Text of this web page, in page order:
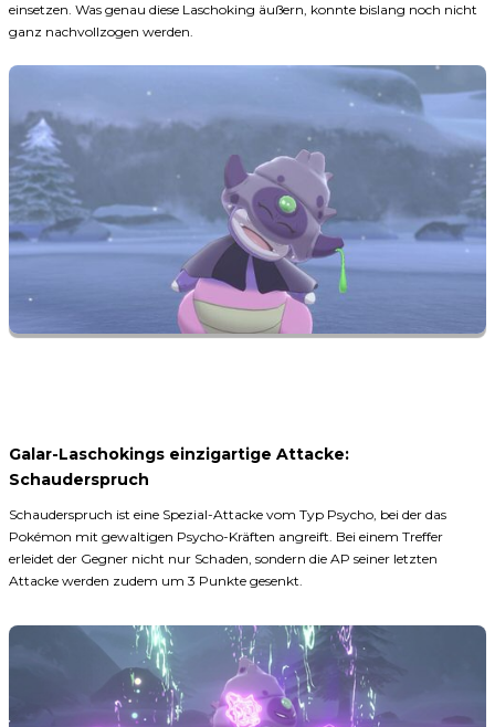
einsetzen. Was genau diese Laschoking äußern, konnte bislang noch nicht
ganz nachvollzogen werden.
Galar-Laschokings einzigartige Attacke:
Schauderspruch
Schauderspruch ist eine Spezial-Attacke vom Typ Psycho, bei der das
Pokémon mit gewaltigen Psycho-Kräften angreift. Bei einem Treffer
erleidet der Gegner nicht nur Schaden, sondern die AP seiner letzten
Attacke werden zudem um 3 Punkte gesenkt.